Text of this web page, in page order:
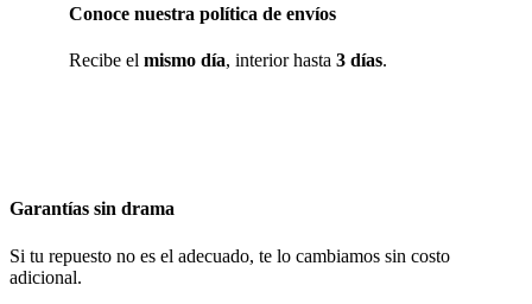
Conoce nuestra política de envíos
Recibe el mismo día, interior hasta 3 días.
Garantías sin drama
Si tu repuesto no es el adecuado, te lo cambiamos sin costo
adicional.